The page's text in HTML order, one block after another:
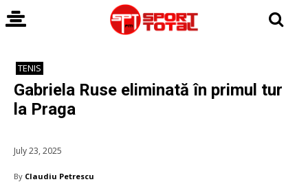
TENIS
Gabriela Ruse eliminată în primul tur
la Praga
July 23, 2025
By Claudiu Petrescu